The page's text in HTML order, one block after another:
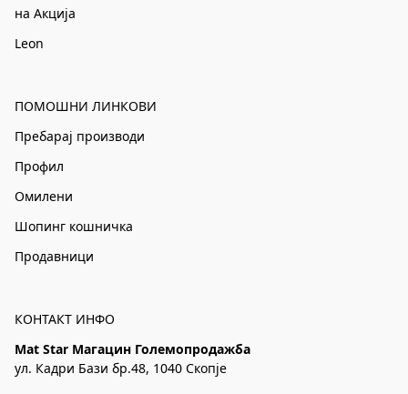
на Акција
Leon
ПОМОШНИ ЛИНКОВИ
Пребарај производи
Профил
Омилени
Шопинг кошничка
Продавници
КОНТАКТ ИНФО
Mat Star Магацин Големопродажба
ул. Кадри Бази бр.48, 1040 Скопје